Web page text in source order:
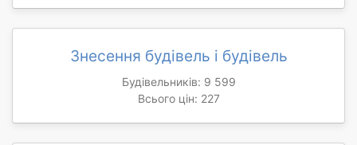
Знесення будівель і будівель
Будівельників: 9 599
Всього цін: 227